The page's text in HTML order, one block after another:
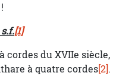
s.f.[1]
cordes du XVIIe siècle,
à quatre cordes[2].